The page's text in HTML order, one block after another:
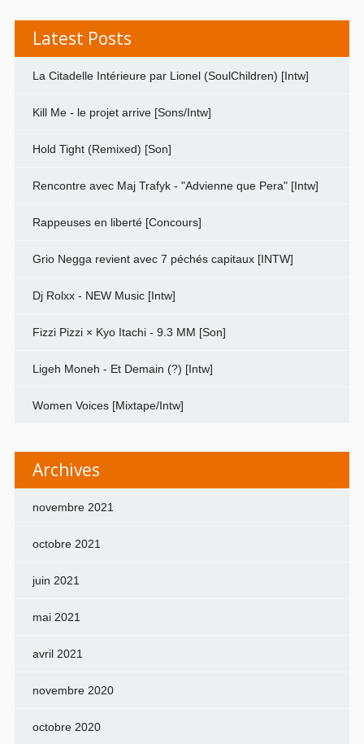
Latest Posts
La Citadelle Intérieure par Lionel (SoulChildren) [Intw]
Kill Me - le projet arrive [Sons/Intw]
Hold Tight (Remixed) [Son]
Rencontre avec Maj Trafyk - "Advienne que Pera" [Intw]
Rappeuses en liberté [Concours]
Grio Negga revient avec 7 péchés capitaux [INTW]
Dj Rolxx - NEW Music [Intw]
Fizzi Pizzi × Kyo Itachi - 9.3 MM [Son]
Ligeh Moneh - Et Demain (?) [Intw]
Women Voices [Mixtape/Intw]
Archives
novembre 2021
octobre 2021
juin 2021
mai 2021
avril 2021
novembre 2020
octobre 2020